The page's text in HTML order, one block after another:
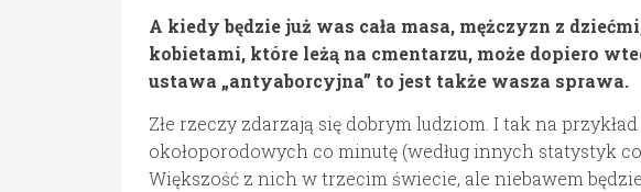
A kiedy będzie już was cała masa, mężczyzn z
kobietami, które leżą na cmentarzu, może dopiero
ustawa „antyaborcyjna” to jest także wasza sprawa.
Złe rzeczy zdarzają się dobrym ludziom. I tak na
okołoporodowych co minutę (według innych statystyk
Większość z nich w trzecim świecie, ale niebawem